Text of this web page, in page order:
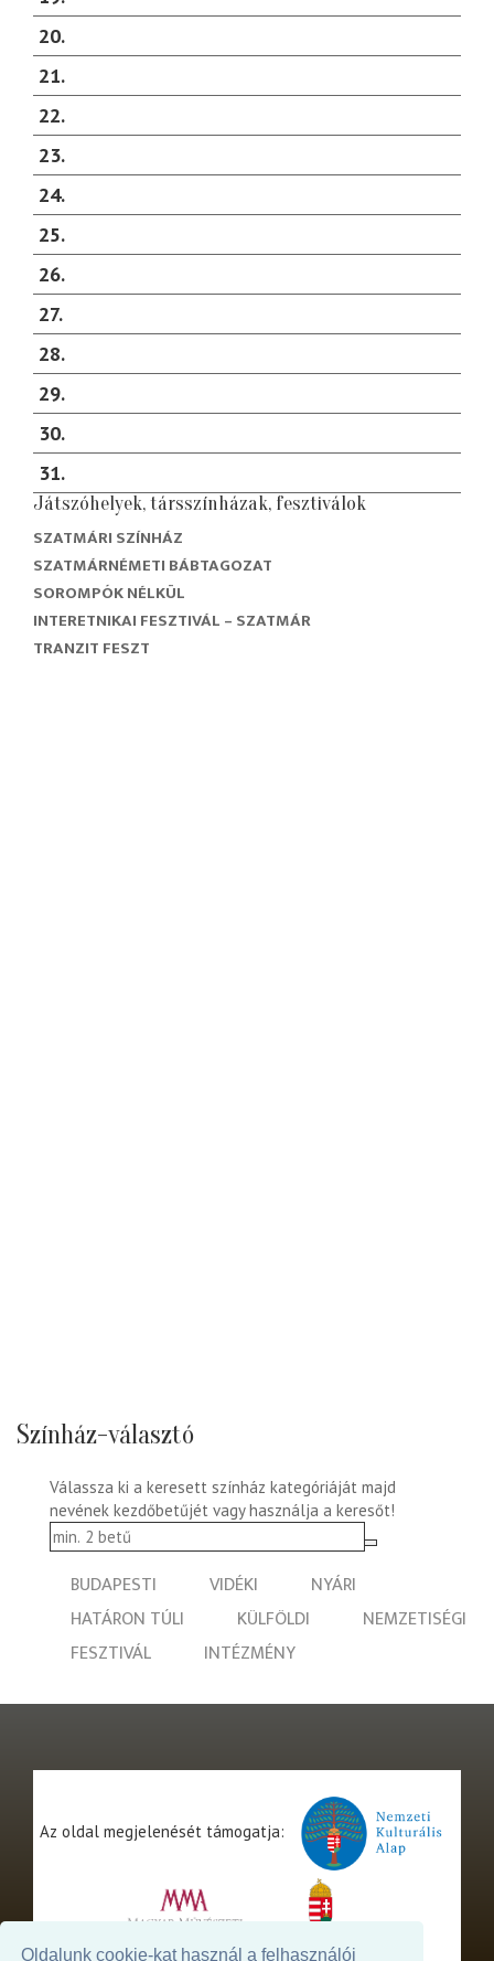
Oldalunk cookie-kat használ a felhasználói
20
21
22
23
24
25
26
27
28
29
30
31
Játszóhelyek, társszínházak, fesztiválok
SZATMÁRI SZÍNHÁZ
SZATMÁRNÉMETI BÁBTAGOZAT
SOROMPÓK NÉLKÜL
INTERETNIKAI FESZTIVÁL – SZATMÁR
TRANZIT FESZT
Színház-választó
Válassza ki a keresett színház kategóriáját majd
nevének kezdőbetűjét vagy használja a keresőt!
BUDAPESTI VIDÉKI
NYÁRI
HATÁRON TÚLI
KÜLFÖLDI
NEMZETISÉGI
FESZTIVÁL
INTÉZMÉNY
Az oldal megjelenését támogatja: